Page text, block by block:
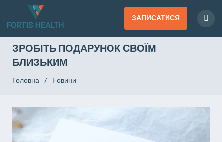
ЗАПИСАТИСЯ
ЗРОБІТЬ ПОДАРУНОК СВОЇМ
БЛИЗЬКИМ
Головна / Новини